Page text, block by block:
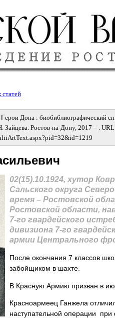
Герои Дона : биобиблиографический
Зайцева. Ростов-на-Дону, 2017 – .
02(15).10.1924, хутоp
Сальского округа
время – Ростовской
Ростовской области,
7-го гвардейского
дивизиона 7-го
армии Центрального
После окончания 7 классов
забойщиком в шахте.
В Красную Армию призван в
Красноармеец Ганжела
наступательной операции